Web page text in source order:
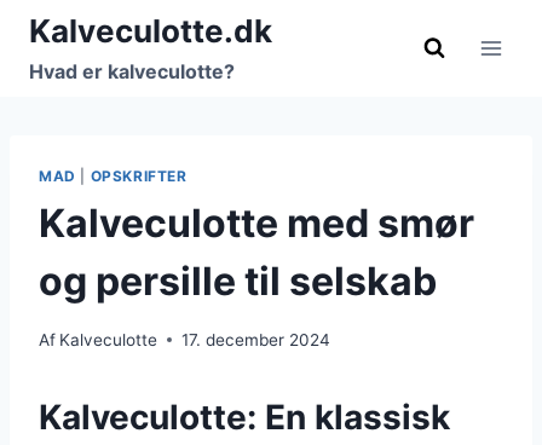
Fortsæt
indhold
Kalveculotte.dk
Hvad er kalveculotte?
MAD OPSKRIFTER
Kalveculotte med smør
og persille til selskab
Af Kalveculotte 17. december 2024
Kalveculotte: En klassisk